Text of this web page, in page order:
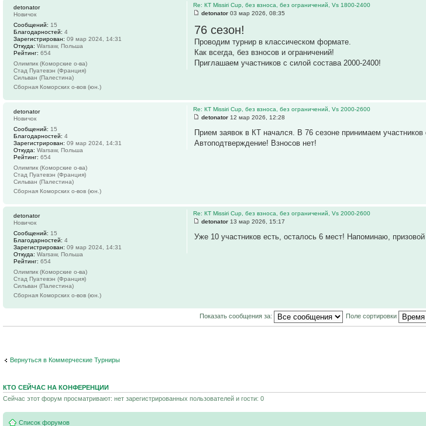
Re: КТ Missiri Cup, без взноса, без ограничений, Vs 1800-2400
detonator 03 мар 2026, 08:35
76 сезон!
Проводим турнир в классическом формате.
Как всегда, без взносов и ограничений!
Приглашаем участников с силой состава 2000-2400!
detonator
Новичок
Сообщений: 15
Благодарностей: 4
Зарегистрирован: 09 мар 2024, 14:31
Откуда: Warsaw, Польша
Рейтинг: 654
Олимпик (Коморские о-ва)
Стад Пуатевэн (Франция)
Сильван (Палестина)
Сборная Коморских о-вов (юн.)
Re: КТ Missiri Cup, без взноса, без ограничений, Vs 2000-2600
detonator 12 мар 2026, 12:28
Прием заявок в КТ начался. В 76 сезоне принимаем участников
Автоподтверждение! Взносов нет!
detonator
Новичок
Сообщений: 15
Благодарностей: 4
Зарегистрирован: 09 мар 2024, 14:31
Откуда: Warsaw, Польша
Рейтинг: 654
Олимпик (Коморские о-ва)
Стад Пуатевэн (Франция)
Сильван (Палестина)
Сборная Коморских о-вов (юн.)
Re: КТ Missiri Cup, без взноса, без ограничений, Vs 2000-2600
detonator 13 мар 2026, 15:17
Уже 10 участников есть, осталось 6 мест! Напоминаю,
detonator
Новичок
Сообщений: 15
Благодарностей: 4
Зарегистрирован: 09 мар 2024, 14:31
Откуда: Warsaw, Польша
Рейтинг: 654
Олимпик (Коморские о-ва)
Стад Пуатевэн (Франция)
Сильван (Палестина)
Сборная Коморских о-вов (юн.)
Показать сообщения за: Поле сортировки
Вернуться в Коммерческие Турниры
КТО СЕЙЧАС НА КОНФЕРЕНЦИИ
Сейчас этот форум просматривают: нет зарегистрированных пользователей и гости: 0
Список форумов